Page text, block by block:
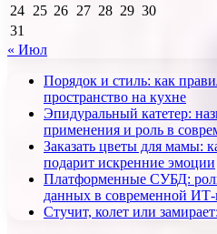
24 25 26 27 28 29 30
31
« Июл
Порядок и стиль: как
пространство на кухне
Эпидуральный катетер:
применения и роль в
Заказать цветы для мамы:
подарит искренние эмоции
Платформенные СУБД:
данных в современной ИТ-
Стучит, колет или